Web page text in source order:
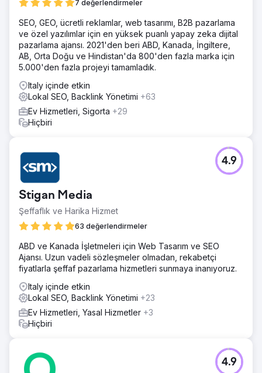
7 değerlendirmeler
SEO, GEO, ücretli reklamlar, web tasarımı, B2B pazarlama
ve özel yazılımlar için en yüksek puanlı yapay zeka dijital
pazarlama ajansı. 2021'den beri ABD, Kanada, İngiltere,
AB, Orta Doğu ve Hindistan'da 800'den fazla marka için
5.000'den fazla projeyi tamamladık.
Italy içinde etkin
Lokal SEO, Backlink Yönetimi +63
Ev Hizmetleri, Sigorta +29
Hiçbiri
Stigan Media
Şeffaflık ve Harika Hizmet
63 değerlendirmeler
4.9
ABD ve Kanada İşletmeleri için Web Tasarım ve SEO
Ajansı. Uzun vadeli sözleşmeler olmadan, rekabetçi
fiyatlarla şeffaf pazarlama hizmetleri sunmaya inanıyoruz.
Italy içinde etkin
Lokal SEO, Backlink Yönetimi +23
Ev Hizmetleri, Yasal Hizmetler +3
Hiçbiri
4.9